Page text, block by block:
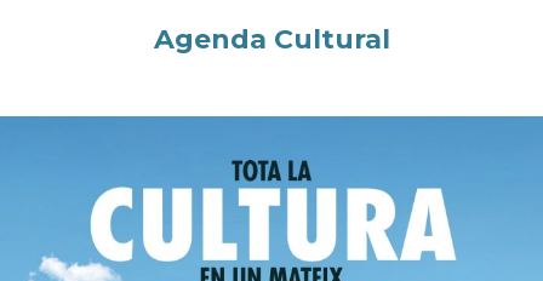
Agenda Cultural